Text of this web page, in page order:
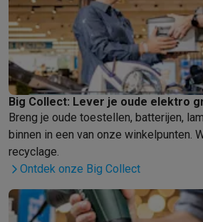
Big Collect: Lever je oude elektro
Breng je oude toestellen, batterijen,
binnen in een van onze winkelpunten.
recyclage.
Ontdek onze Big Collect